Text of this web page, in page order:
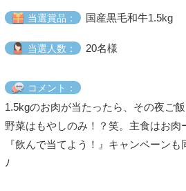
当選賞品： 国産黒毛和牛1.5kg
当選人数： 20名様
コメント：
1.5kgのお肉が当たったら、その夜ご
野菜はもやしのみ！？笑。主食はお
『飲んで当てよう！』キャンペーン
ﾉ